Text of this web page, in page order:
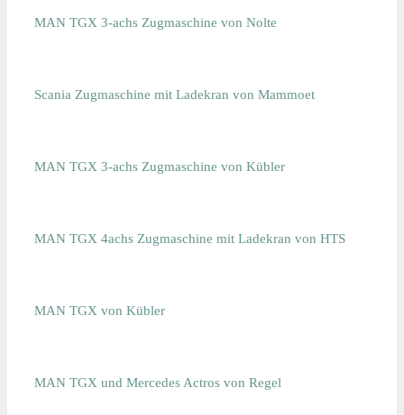
MAN TGX 3-achs Zugmaschine von Nolte
Scania Zugmaschine mit Ladekran von Mammoet
MAN TGX 3-achs Zugmaschine von Kübler
MAN TGX 4achs Zugmaschine mit Ladekran von HTS
MAN TGX von Kübler
MAN TGX und Mercedes Actros von Regel